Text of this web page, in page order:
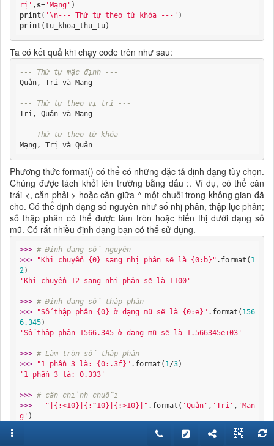
rị' , s='Mạng'
print( '\n--- Thứ tự theo từ khóa ---'
print(tu_khoa_thu_tu)
Ta có kết quả khi chạy code trên như sau:
--- Thứ tự mặc định ---
Quản, Trị và Mạng
--- Thứ tự theo vị trí ---
Trị, Quản và Mạng
--- Thứ tự theo từ khóa ---
Mạng, Trị và Quản
Phương thức format() có thể có những đặc tả định dạng tùy chọn.
Chúng được tách khỏi tên trường bằng dấu :. Ví dụ, có thể căn
trái <, căn phải > hoặc căn giữa ^ một chuỗi trong không gian đã
cho. Có thể định dạng số nguyên như số nhị phân, thập lục phân;
số thập phân có thể được làm tròn hoặc hiển thị dưới dạng số
mũ. Có rất nhiều định dạng bạn có thể sử dụng.
>>> # Định dạng số nguyên
>>>
"Khi chuyển {0} sang nhị phân sẽ là {0:b}" .format( 1
2
'Khi chuyển 12 sang nhị phân sẽ là 1100'
>>> # Định dạng số thập phân
>>>
"Số thập phân {0} ở dạng mũ sẽ là {0:e}" .format( 156
6.345
'Số thập phân 1566.345 ở dạng mũ sẽ là 1.566345e+03'
>>> # Làm tròn số thập phân
>>>
"1 phần 3 là: {0:.3f}" .format( 1/3
'1 phần 3 là: 0.333'
>>> # căn chỉnh chuỗi
>>>
"|{:<10}|{:^10}|{:>10}|" .format( 'Quản' , 'Trị' , 'Mạn
g'